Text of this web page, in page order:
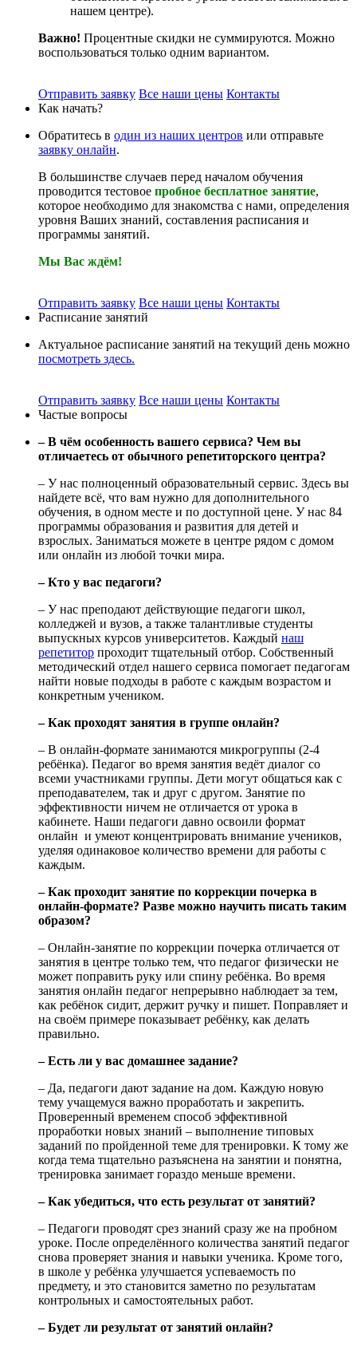
нашем центре).
Важно! Процентные скидки не суммируются. Можно
воспользоваться только одним вариантом.
Отправить заявку Все наши цены Контакты
Как начать?
Обратитесь в один из наших центров или отправьте
заявку онлайн.
В большинстве случаев перед началом обучения
проводится тестовое пробное бесплатное занятие,
которое необходимо для знакомства с нами, определения
уровня Ваших знаний, составления расписания и
программы занятий.
Мы Вас ждём!
Отправить заявку Все наши цены Контакты
Расписание занятий
Актуальное расписание занятий на текущий день можно
посмотреть здесь.
Отправить заявку Все наши цены Контакты
Частые вопросы
– В чём особенность вашего сервиса? Чем вы
отличаетесь от обычного репетиторского центра?
– У нас полноценный образовательный сервис. Здесь вы
найдете всё, что вам нужно для дополнительного
обучения, в одном месте и по доступной цене. У нас 84
программы образования и развития для детей и
взрослых. Заниматься можете в центре рядом с домом
или онлайн из любой точки мира.
– Кто у вас педагоги?
– У нас преподают действующие педагоги школ,
колледжей и вузов, а также талантливые студенты
выпускных курсов университетов. Каждый наш
репетитор проходит тщательный отбор. Собственный
методический отдел нашего сервиса помогает педагогам
найти новые подходы в работе с каждым возрастом и
конкретным учеником.
– Как проходят занятия в группе онлайн?
– В онлайн-формате занимаются микрогруппы (2-4
ребёнка). Педагог во время занятия ведёт диалог со
всеми участниками группы. Дети могут общаться как с
преподавателем, так и друг с другом. Занятие по
эффективности ничем не отличается от урока в
кабинете. Наши педагоги давно освоили формат
онлайн и умеют концентрировать внимание учеников,
уделяя одинаковое количество времени для работы с
каждым.
– Как проходит занятие по коррекции почерка в
онлайн-формате? Разве можно научить писать таким
образом?
– Онлайн-занятие по коррекции почерка отличается от
занятия в центре только тем, что педагог физически не
может поправить руку или спину ребёнка. Во время
занятия онлайн педагог непрерывно наблюдает за тем,
как ребёнок сидит, держит ручку и пишет. Поправляет и
на своём примере показывает ребёнку, как делать
правильно.
– Есть ли у вас домашнее задание?
– Да, педагоги дают задание на дом. Каждую новую
тему учащемуся важно проработать и закрепить.
Проверенный временем способ эффективной
проработки новых знаний – выполнение типовых
заданий по пройденной теме для тренировки. К тому же
когда тема тщательно разъяснена на занятии и понятна,
тренировка занимает гораздо меньше времени.
– Как убедиться, что есть результат от занятий?
– Педагоги проводят срез знаний сразу же на пробном
уроке. После определённого количества занятий педагог
снова проверяет знания и навыки ученика. Кроме того,
в школе у ребёнка улучшается успеваемость по
предмету, и это становится заметно по результатам
контрольных и самостоятельных работ.
– Будет ли результат от занятий онлайн?